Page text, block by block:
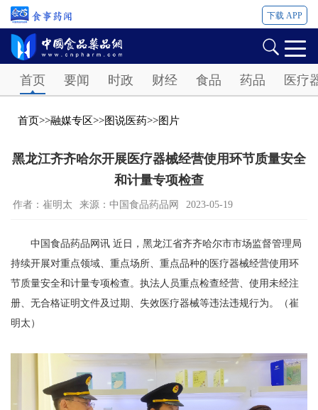
下载 APP
首页 要闻 时政 财经 食品 药品 医疗
首页>>融媒专区>>图说医药>>图片
黑龙江齐齐哈尔开展医疗器械经营使用环节质量安全
和计量专项检查
作者：崔明太 来源：中国食品药品网 2023-05-19
中国食品药品网讯 近日，黑龙江省齐齐哈尔市市场监督管理局
持续开展对重点领域、重点场所、重点品种的医疗器械经营使用环
节质量安全和计量专项检查。执法人员重点检查经营、使用未经注
册、无合格证明文件及过期、失效医疗器械等违法违规行为。（崔
明太）